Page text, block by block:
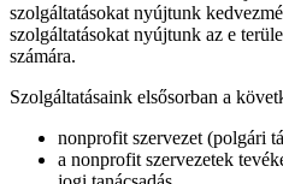
szolgáltatásokat nyújtunk
szolgáltatásokat nyújtunk az e
számára.
Szolgáltatásaink elsősorban a
nonprofit szervezet (polgári
a nonprofit szervezetek